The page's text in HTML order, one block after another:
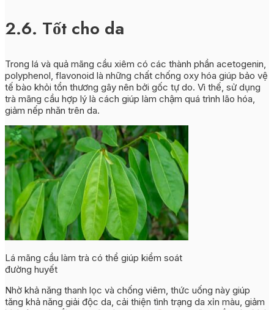
2.6. Tốt cho da
Trong lá và quả mãng cầu xiêm có các thành phần acetogenin,
polyphenol, flavonoid là những chất chống oxy hóa giúp bảo vệ
tế bào khỏi tổn thương gây nên bởi gốc tự do. Vì thế, sử dụng
trà mãng cầu hợp lý là cách giúp làm chậm quá trình lão hóa,
giảm nếp nhăn trên da.
Lá mãng cầu làm trà có thể giúp kiểm soát
đường huyết
Nhờ khả năng thanh lọc và chống viêm, thức uống này giúp
tăng khả năng giải độc da, cải thiện tình trạng da xỉn màu, giảm